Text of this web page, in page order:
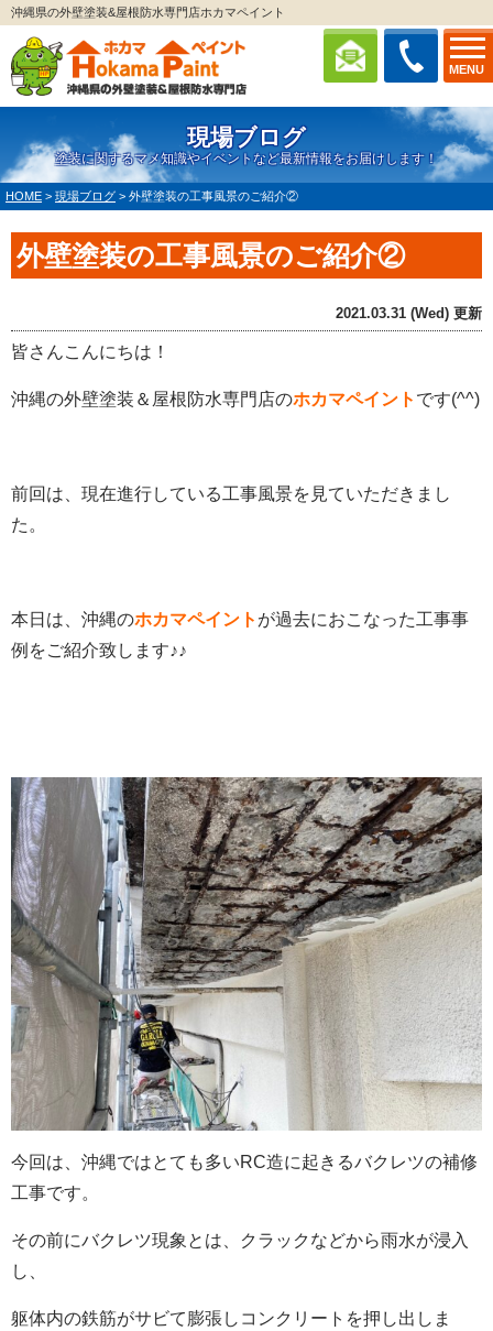
MENU
沖縄県の外壁塗装&屋根防水専門店ホカマペイント
現場ブログ
塗装に関するマメ知識やイベントなど最新情報をお届けします！
HOME > 現場ブログ > 外壁塗装の工事風景のご紹介②
外壁塗装の工事風景のご紹介②
2021.03.31 (Wed) 更新
皆さんこんにちは！
沖縄の外壁塗装＆屋根防水専門店のホカマペイント です(^^)
前回は、現在進行している工事風景を見ていただきまし
た。
本日は、沖縄のホカマペイント が過去におこなった工事事
例をご紹介致します♪♪
今回は、沖縄ではとても多いRC造に起きるバクレツの補修
工事です。
その前にバクレツ現象とは、クラックなどから雨水が浸入
し、
躯体内の鉄筋がサビて膨張しコンクリートを押し出しま